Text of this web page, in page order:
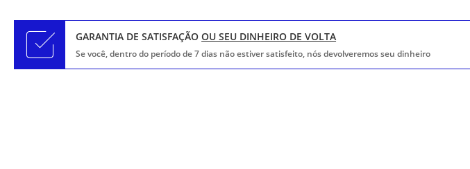
GARANTIA DE SATISFAÇÃOOU SEU DINHEIRO DE VOLTA
Se você, dentro do período de 7 dias não estiver satisfeito, nós devolveremos seu dinheiro